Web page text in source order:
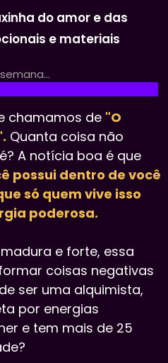
do amor e das
e materiais
chamamos de "O
Quanta coisa não
A notícia boa é que
possui dentro de você
só quem vive isso
poderosa.
e forte, essa
coisas negativas
ser uma alquimista,
por energias
e tem mais de 25